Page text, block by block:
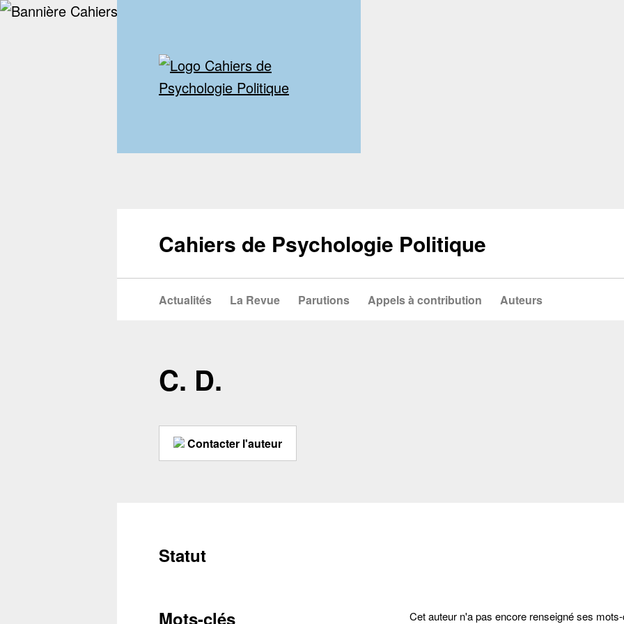
Cahiers de Psychologie Politique
Actualités La Revue Parutions Appels à contribution Auteurs
C. D.
Contacter l'auteur
Statut
Mots-clés Cet auteur n'a pas encore renseigné ses